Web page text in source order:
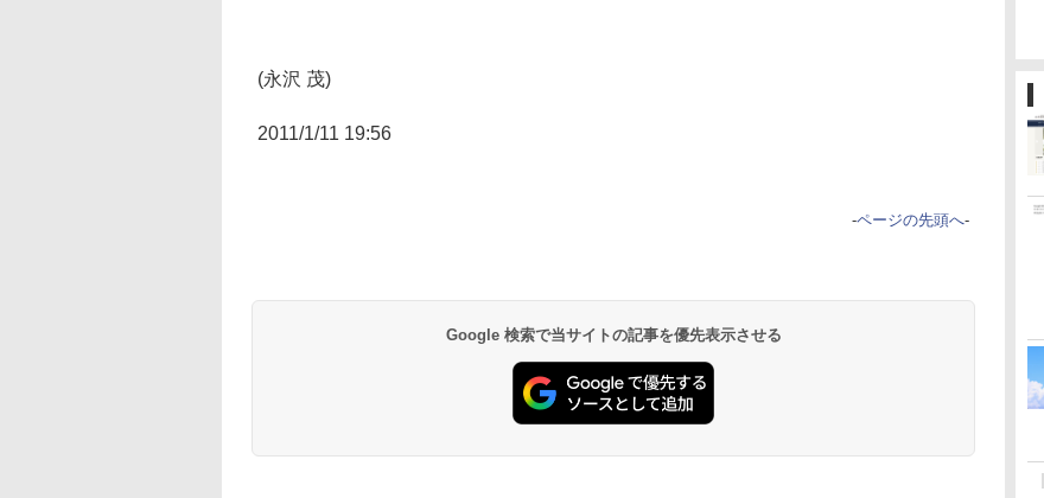
(永沢 茂)
2011/1/11 19:56
-ページの先頭へ-
Google 検索で当サイトの記事を優先表示させる